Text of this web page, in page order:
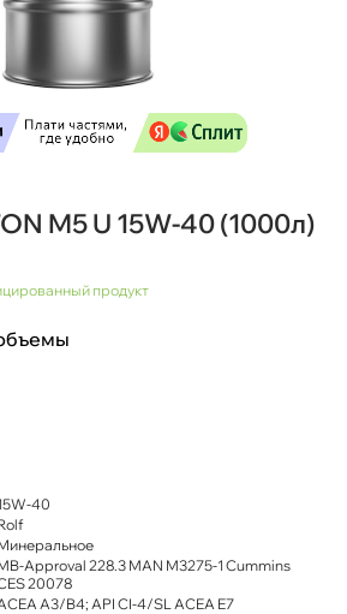
M5 U 15W-40 (1000л)
продукт
40
Approval 228.3 MAN M3275-1 Cummins
20078
A3/B4; API CI-4/SL ACEA E7